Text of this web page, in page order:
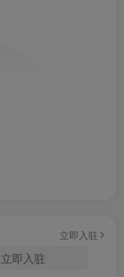
。“津云”中央厨
地理信息精准锁
立即入驻
即入驻